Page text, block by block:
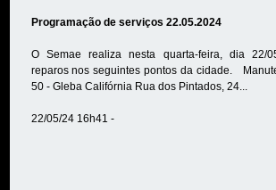
Programação de serviços 22.05.2024
O Semae realiza nesta quarta-feira, dia 22/
reparos nos seguintes pontos da cidade.
50 - Gleba Califórnia Rua dos Pintados, 24...
22/05/24 16h41 -